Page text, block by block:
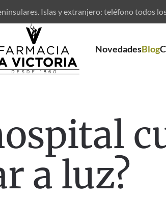
Islas y extranjero: teléfono todos
NovedadesBlog
a luz?